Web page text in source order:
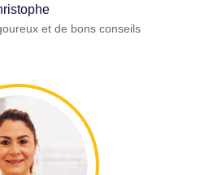
et de bons conseils